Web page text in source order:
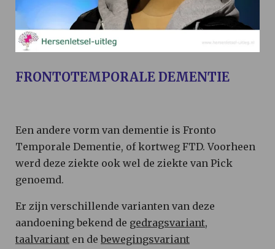
FRONTOTEMPORALE DEMENTIE
Een andere vorm van dementie is Fronto
Temporale Dementie, of kortweg FTD. Voorheen
werd deze ziekte ook wel de ziekte van Pick
genoemd.
Er zijn verschillende varianten van deze
aandoening bekend de gedragsvariant,
taalvariant en debewegingsvariant